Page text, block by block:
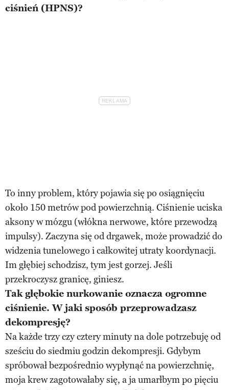
ciśnień (HPNS)?
To inny problem, który pojawia się po osiągnięciu
około 150 metrów pod powierzchnią. Ciśnienie uciska
aksony w mózgu (włókna nerwowe, które przewodzą
impulsy). Zaczyna się od drgawek, może prowadzić do
widzenia tunelowego i całkowitej utraty koordynacji.
Im głębiej schodzisz, tym jest gorzej. Jeśli
przekroczysz granicę, giniesz.
Tak głębokie nurkowanie oznacza ogromne
ciśnienie. W jaki sposób przeprowadzasz
dekompresję?
Na każde trzy czy cztery minuty na dole potrzebuję od
sześciu do siedmiu godzin dekompresji. Gdybym
spróbował bezpośrednio wypłynąć na powierzchnię,
moja krew zagotowałaby się, a ja umarłbym po pięciu